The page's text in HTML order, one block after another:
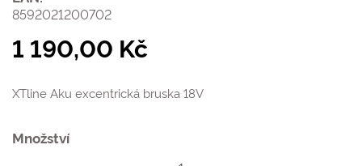
8592021200702
1 190,00 Kč
XTline Aku excentrická bruska 18V
Množství